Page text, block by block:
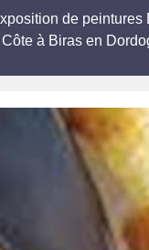
de
à Biras en